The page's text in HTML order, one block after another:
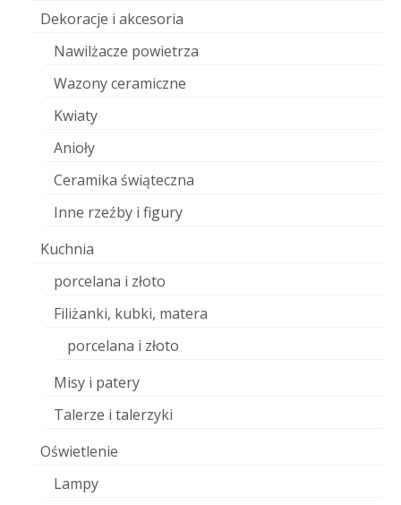
Dekoracje i akcesoria
Nawilżacze powietrza
Wazony ceramiczne
Kwiaty
Anioły
Ceramika świąteczna
Inne rzeźby i figury
Kuchnia
porcelana i złoto
Filiżanki, kubki, matera
porcelana i złoto
Misy i patery
Talerze i talerzyki
Oświetlenie
Lampy